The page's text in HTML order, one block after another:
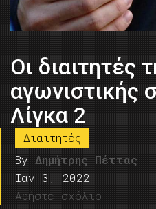
Oι διαιτητές
αγωνιστικής
Λίγκα 2
Διαιτητές
By Δημήτρης Πέττας
Ιαν 3, 2022
Αφήστε σχόλιο